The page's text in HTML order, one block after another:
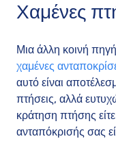
Χαμένες
Μια άλλη κοινή πηγή
χαμένες
αυτό είναι
πτήσεις, αλλά
κράτηση πτήσης
ανταπόκρισής σας